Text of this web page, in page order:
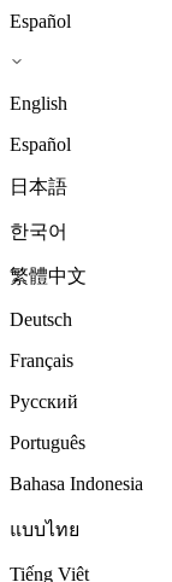
Español
English
Español
日本語
한국어
繁體中文
Deutsch
Français
Русский
Português
Bahasa Indonesia
แบบไทย
Tiếng Việt